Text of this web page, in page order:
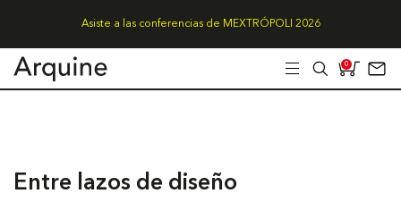
Asiste a las conferencias de MEXTRÓPOLI 2026
0
Entre lazos de diseño